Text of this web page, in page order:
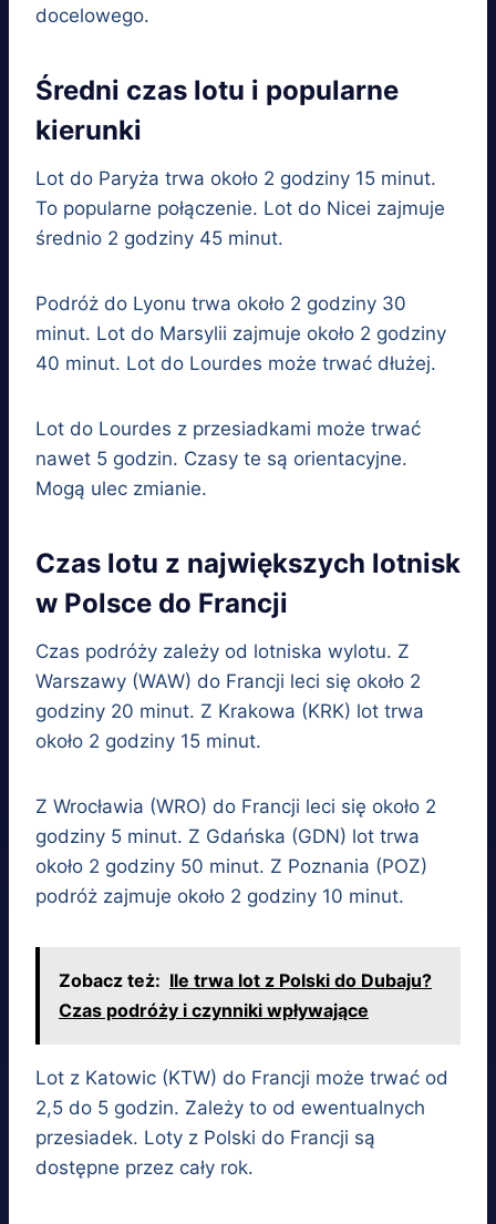
docelowego.
Średni czas lotu i popularne
kierunki
Lot do Paryża trwa około 2 godziny 15 minut.
To popularne połączenie. Lot do Nicei zajmuje
średnio 2 godziny 45 minut.
Podróż do Lyonu trwa około 2 godziny 30
minut. Lot do Marsylii zajmuje około 2 godziny
40 minut. Lot do Lourdes może trwać dłużej.
Lot do Lourdes z przesiadkami może trwać
nawet 5 godzin. Czasy te są orientacyjne.
Mogą ulec zmianie.
Czas lotu z największych lotnisk
w Polsce do Francji
Czas podróży zależy od lotniska wylotu. Z
Warszawy (WAW) do Francji leci się około 2
godziny 20 minut. Z Krakowa (KRK) lot trwa
około 2 godziny 15 minut.
Z Wrocławia (WRO) do Francji leci się około 2
godziny 5 minut. Z Gdańska (GDN) lot trwa
około 2 godziny 50 minut. Z Poznania (POZ)
podróż zajmuje około 2 godziny 10 minut.
Zobacz też: Ile trwa lot z Polski do Dubaju?
Czas podróży i czynniki wpływające
Lot z Katowic (KTW) do Francji może trwać od
2,5 do 5 godzin. Zależy to od ewentualnych
przesiadek. Loty z Polski do Francji są
dostępne przez cały rok.